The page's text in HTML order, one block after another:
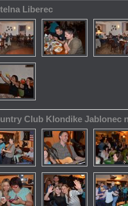
Liberec
Club Klondike Jablonec